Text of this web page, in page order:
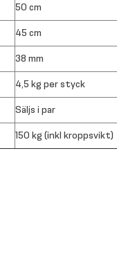
50 cm
45 cm
38 mm
4,5 kg per styck
Säljs i par
150 kg (inkl kroppsvikt)